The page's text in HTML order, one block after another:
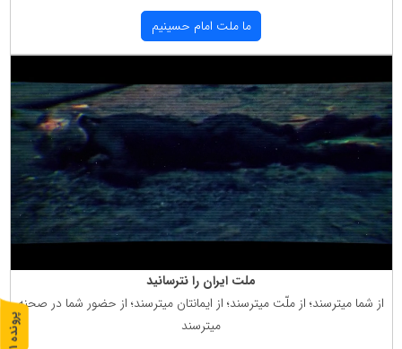
ما ملت امام حسینیم
ملت ایران را نترسانید
از شما میترسند؛ از ملّت میترسند؛ از ایمانتان میترسند؛ از حضور شما در صحنه
میترسند
پ
ر
و
ن
د
ه
1